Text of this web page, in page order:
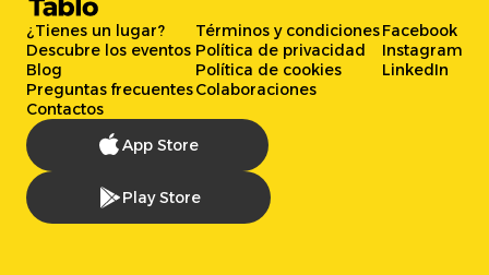
¿Tienes un lugar?
Descubre los eventos
Blog
Preguntas frecuentes
Contactos
Términos y condiciones
Política de privacidad
Política de cookies
Colaboraciones
Facebook
Instagram
LinkedIn
App Store
Play Store